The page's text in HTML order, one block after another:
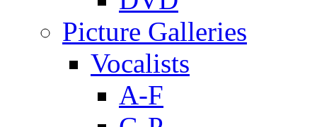
Picture Galleries
Vocalists
A-F